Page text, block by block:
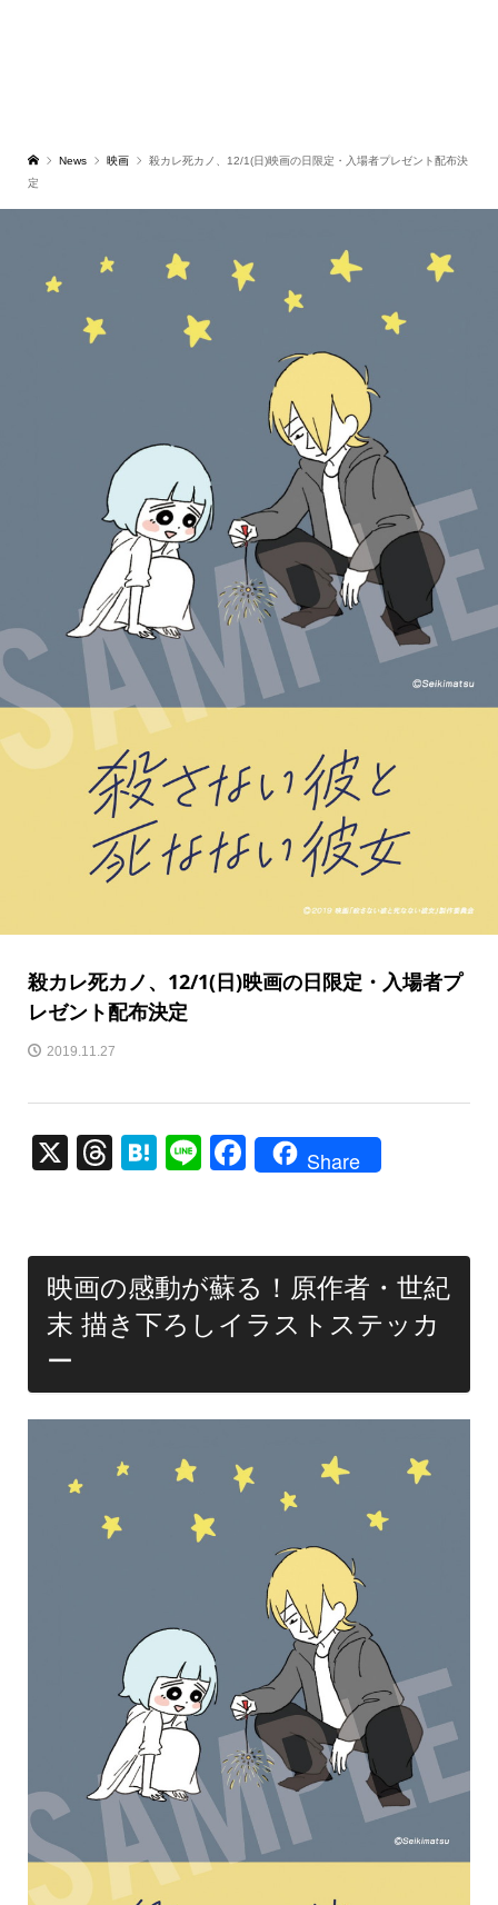
News 映画
殺カレ死カノ、12/1(日)映画の日限定・入場者プレゼント配布決
定
殺カレ死カノ、12/1(日)映画の日限定・入場者プ
レゼント配布決定
2019.11.27
X T
a
d
s
H
n
a
Li F
e
b
o
k
Share
映画の感動が蘇る！原作者・世紀
末 描き下ろしイラストステッカ
ー